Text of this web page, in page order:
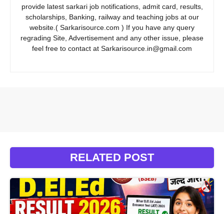
provide latest sarkari job notifications, admit card, results,
scholarships, Banking, railway and teaching jobs at our
website.( Sarkarisource.com ) If you have any query
regrading Site, Advertisement and any other issue, please
feel free to contact at Sarkarisource.in@gmail.com
RELATED POST